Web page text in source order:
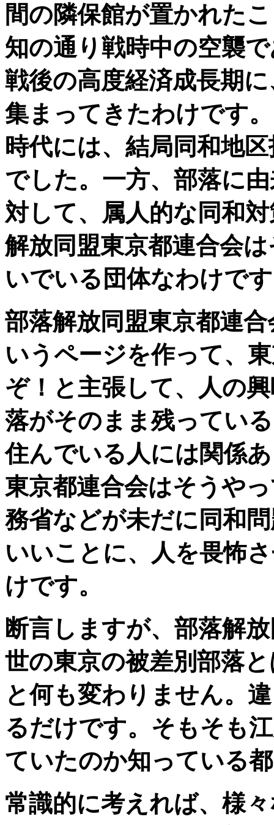
間の隣保館が置かれた
知の通り戦時中の空襲
戦後の高度経済成長期
集まってきたわけです
時代には、結局同和地
でした。一方、部落に
対して、属人的な同和
解放同盟東京都連合会
いでいる団体なわけで
部落解放同盟東京都連合
いうページを作って、
ぞ！と主張して、人の
落がそのまま残ってい
住んでいる人には関係
東京都連合会はそうや
務省などが未だに同和
いいことに、人を畏怖
けです。
断言しますが、部落解
世の東京の被差別部落
と何も変わりません。
るだけです。そもそも
ていたのか知っている
常識的に考えれば、様